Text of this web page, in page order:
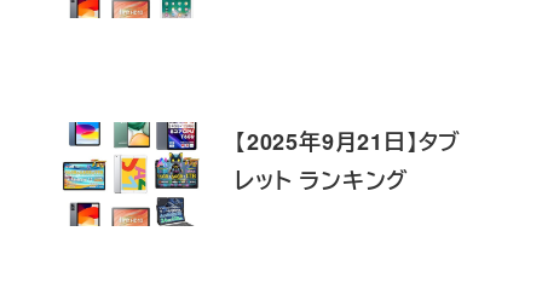
【2025年9月21日】タブ
レット ランキング